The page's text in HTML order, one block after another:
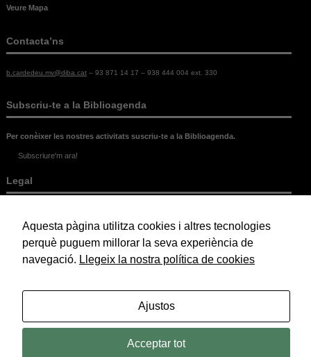
Veure Mapa
Contacta’ns
b.cardedeu.mv@diba.cat– 93 871 14 17 – 938 444 004 ext. 330
Subscriu-te a la Biblioagenda
Per conèixer les nostres activitats suscriu-te a la Biblioagenda.
Subscriure'm ara!
Legal
Política de Privacitat
Avís Legal
© 2026 Biblioteca Marc de Vilalba.
Aquesta pàgina utilitza cookies i altres tecnologies
perquè puguem millorar la seva experiència de
navegació. Llegeix la nostra política de cookies
Ajustos
Acceptar tot